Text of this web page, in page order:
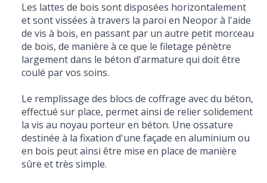
Les lattes de bois sont disposées horizontalement
et sont vissées à travers la paroi en Neopor à l'aide
de vis à bois, en passant par un autre petit morceau
de bois, de manière à ce que le filetage pénètre
largement dans le béton d'armature qui doit être
coulé par vos soins.
Le remplissage des blocs de coffrage avec du béton,
effectué sur place, permet ainsi de relier solidement
la vis au noyau porteur en béton. Une ossature
destinée à la fixation d'une façade en aluminium ou
en bois peut ainsi être mise en place de manière
sûre et très simple.